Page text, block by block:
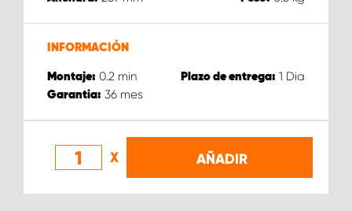
INFORMACIÓN
Montaje: 0.2 min Plazo de entrega: 1 Dia
Garantia: 36 mes
X AÑADIR